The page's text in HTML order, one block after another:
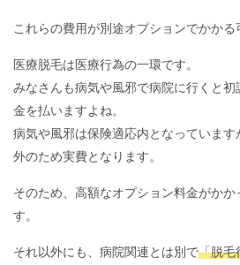
これらの費用が別途オプションでかかる
医療脱毛は医療行為の一環です。
みなさんも病気や風邪で病院に行くと
金を払いますよね。
病気や風邪は保険適応内となっていま
外のため実費となります。
そのため、高額なオプション料金がかか
す。
それ以外にも、病院関連とは別で「脱毛